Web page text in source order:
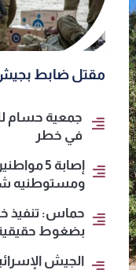
مقتل ضابط بجيش
جمعية حسام
في خطر
إصابة 5
ومستوطنيه
حماس: تنفيذ
بضغوط
الجيش